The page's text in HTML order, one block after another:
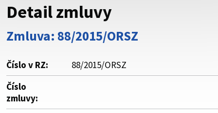
Buďte pozorní a vždy sa uistite, že zdieľate informácie iba
cez zabezpečenú webovú stránku. Zabezpečená stránka
vždy začína https:// pred názvom domény webového sídla.
Detail zmluvy
Zmluva: 88/2015/ORSZ
Číslo v RZ:
88/2015/ORSZ
Číslo
zmluvy: